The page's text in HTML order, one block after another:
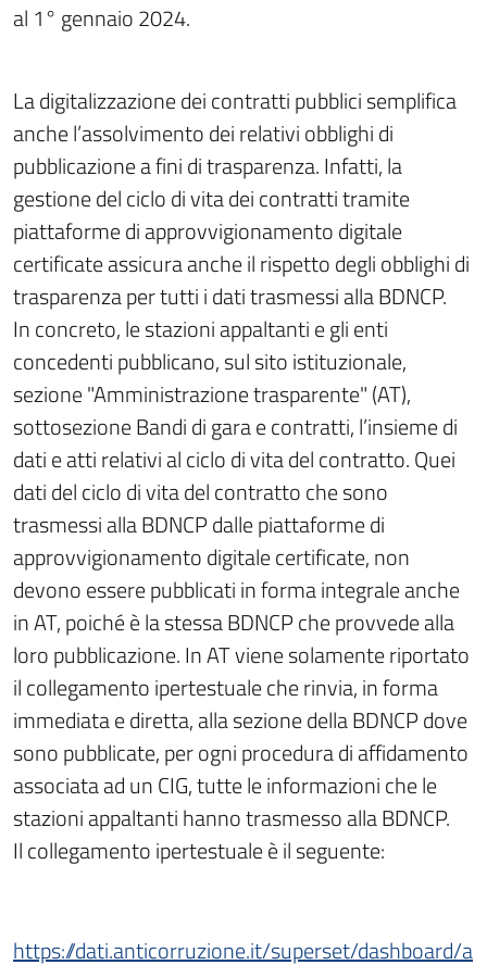
al 1° gennaio 2024.
La digitalizzazione dei contratti pubblici semplifica
anche l’assolvimento dei relativi obblighi di
pubblicazione a fini di trasparenza. Infatti, la
gestione del ciclo di vita dei contratti tramite
piattaforme di approvvigionamento digitale
certificate assicura anche il rispetto degli obblighi di
trasparenza per tutti i dati trasmessi alla BDNCP.
In concreto, le stazioni appaltanti e gli enti
concedenti pubblicano, sul sito istituzionale,
sezione "Amministrazione trasparente" (AT),
sottosezione Bandi di gara e contratti, l’insieme di
dati e atti relativi al ciclo di vita del contratto. Quei
dati del ciclo di vita del contratto che sono
trasmessi alla BDNCP dalle piattaforme di
approvvigionamento digitale certificate, non
devono essere pubblicati in forma integrale anche
in AT, poiché è la stessa BDNCP che provvede alla
loro pubblicazione. In AT viene solamente riportato
il collegamento ipertestuale che rinvia, in forma
immediata e diretta, alla sezione della BDNCP dove
sono pubblicate, per ogni procedura di affidamento
associata ad un CIG, tutte le informazioni che le
stazioni appaltanti hanno trasmesso alla BDNCP.
Il collegamento ipertestuale è il seguente:
https://dati.anticorruzione.it/superset/dashboard/a